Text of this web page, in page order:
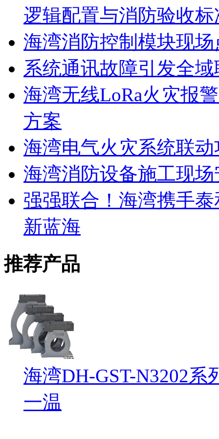
逻辑配置与消防验收标
海湾消防控制模块现
系统通讯故障引发全
海湾无线LoRa火灾报
方案
海湾电气火灾系统联
海湾消防设备施工现
强强联合！海湾携手
新蓝海
推荐产品
海湾DH-GST-N3202
一温